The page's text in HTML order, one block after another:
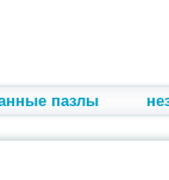
пазлы